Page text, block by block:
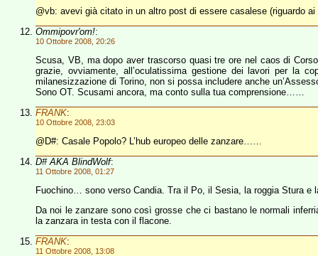
@vb: avevi già citato in un altro post di essere casalese (riguardo
Ommipovr'om!:
10 Ottobre 2008, 20:26
Scusa, VB, ma dopo aver trascorso quasi tre ore nel caos di
grazie, ovviamente, all’oculatissima gestione dei lavori per la
milanesizzazione di Torino, non si possa includere anche
Sono OT. Scusami ancora, ma conto sulla tua comprensione……
FRANK:
10 Ottobre 2008, 23:03
@D#: Casale Popolo? L’hub europeo delle zanzare……
D# AKA BlindWolf:
11 Ottobre 2008, 01:27
Fuochino… sono verso Candia. Tra il Po, il Sesia, la roggia Stura e
Da noi le zanzare sono così grosse che ci bastano le normali
la zanzara in testa con il flacone.
FRANK:
11 Ottobre 2008, 13:08